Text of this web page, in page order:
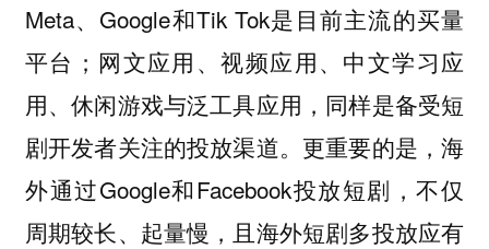
Meta、Google和Tik Tok是目前主流的买量
平台；网文应用、视频应用、中文学习应
用、休闲游戏与泛工具应用，同样是备受短
剧开发者关注的投放渠道。更重要的是，海
外通过Google和Facebook投放短剧，不仅
周期较长、起量慢，且海外短剧多投放应有